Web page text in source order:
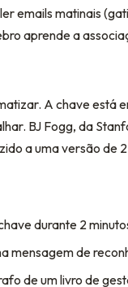
emails matinais
aprende a
A chave está
BJ Fogg, da
a uma versão de
durante 2
mensagem de
de um livro de